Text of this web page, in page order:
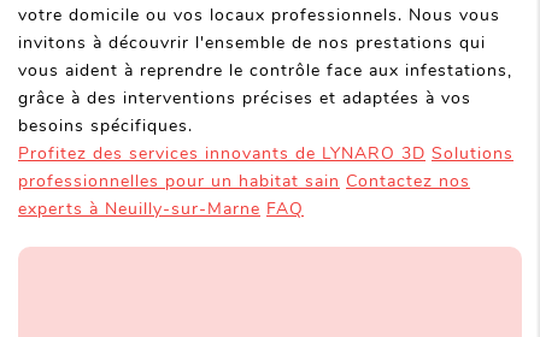
votre domicile ou vos locaux professionnels. Nous vous
invitons à découvrir l'ensemble de nos prestations qui
vous aident à reprendre le contrôle face aux infestations,
grâce à des interventions précises et adaptées à vos
besoins spécifiques.
Profitez des services innovants de LYNARO 3D Solutions
professionnelles pour un habitat sain Contactez nos
experts à Neuilly-sur-Marne FAQ